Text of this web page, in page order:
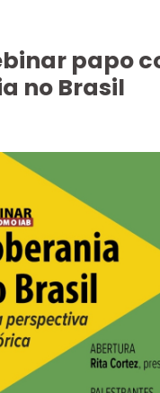
papo
no Brasil